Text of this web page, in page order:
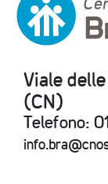
Viale
(CN)
Telefono: